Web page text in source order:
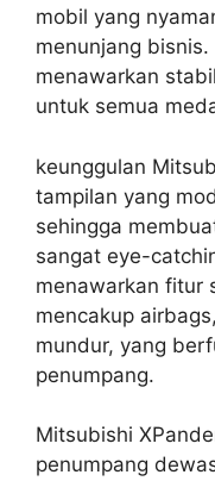
mobil yang
menunjang
menawarkan
untuk semua
keunggulan
tampilan yang
sehingga
sangat eye-
menawarkan fitur
mencakup
mundur, yang
penumpang.
Mitsubishi
penumpang